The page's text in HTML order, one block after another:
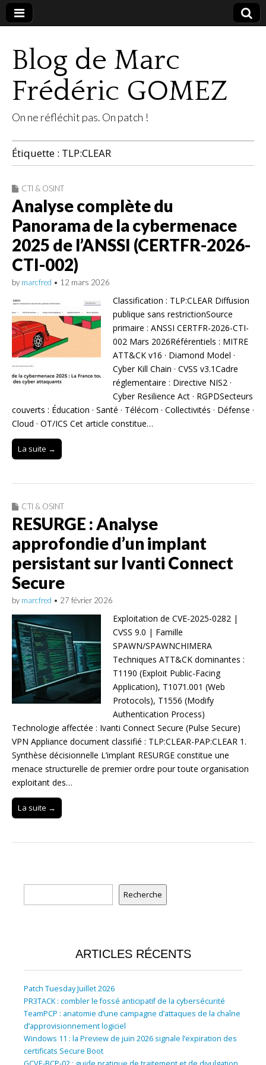
Blog de Marc
Frédéric GOMEZ
On ne réfléchit pas. On patch !
Étiquette : TLP:CLEAR
CTI & OSINT
Analyse complète du
Panorama de la cybermenace
2025 de l’ANSSI (CERTFR-2026-
CTI-002)
by marcfred • 12 mars 2026
Classification : TLP:CLEAR Diffusion
publique sans restrictionSource
primaire : ANSSI CERTFR-2026-CTI-
002 Mars 2026Référentiels : MITRE
ATT&CK v16 · Diamond Model ·
Cyber Kill Chain · CVSS v3.1Cadre
réglementaire : Directive NIS2 ·
Cyber Resilience Act · RGPDSecteurs
couverts : Éducation · Santé · Télécom · Collectivités · Défense ·
Cloud · OT/ICS Cet article constitue…
La suite →
CTI & OSINT
RESURGE : Analyse
approfondie d’un implant
persistant sur Ivanti Connect
Secure
by marcfred • 27 février 2026
Exploitation de CVE-2025-0282 |
CVSS 9.0 | Famille
SPAWN/SPAWNCHIMERA
Techniques ATT&CK dominantes :
T1190 (Exploit Public-Facing
Application), T1071.001 (Web
Protocols), T1556 (Modify
Authentication Process)
Technologie affectée : Ivanti Connect Secure (Pulse Secure)
VPN Appliance document classifié : TLP:CLEAR-PAP:CLEAR 1.
Synthèse décisionnelle L’implant RESURGE constitue une
menace structurelle de premier ordre pour toute organisation
exploitant des…
La suite →
Recherche
ARTICLES RÉCENTS
Patch Tuesday Juillet 2026
PR3TACK : combler le fossé anticipatif de la cybersécurité
TeamPCP : anatomie d’une campagne d’attaques de la chaîne
d’approvisionnement logiciel
Windows 11 : la Preview de juin 2026 signale l’expiration des
certificats Secure Boot